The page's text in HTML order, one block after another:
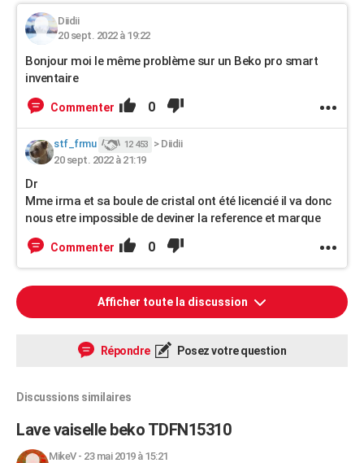
Diidii
20 sept. 2022 à 19:22
Bonjour moi le même problème sur un Beko pro smart
inventaire
Commenter 0
stf_frmu 12 453 > Diidii
20 sept. 2022 à 21:19
Dr
Mme irma et sa boule de cristal ont été licencié il va donc
nous etre impossible de deviner la reference et marque
Commenter 0
Afficher toute la discussion
Répondre Posez votre question
Discussions similaires
Lave vaiselle beko TDFN15310
MikeV- 23 mai 2019 à 15:21